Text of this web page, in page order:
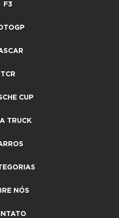
F3
TCR
CUP
TRUCK
NÓS